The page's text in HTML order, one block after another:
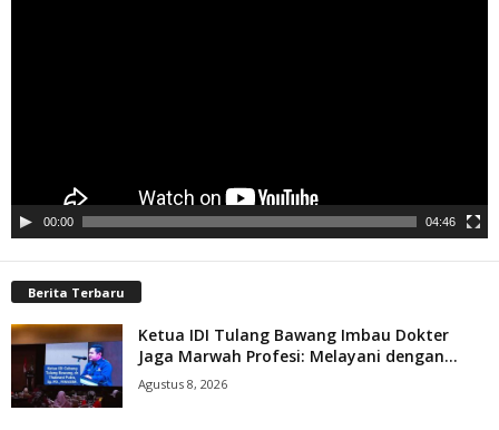
00:00 04:46
Berita Terbaru
Ketua IDI Tulang Bawang Imbau Dokter
Jaga Marwah Profesi: Melayani dengan...
Agustus 8, 2026